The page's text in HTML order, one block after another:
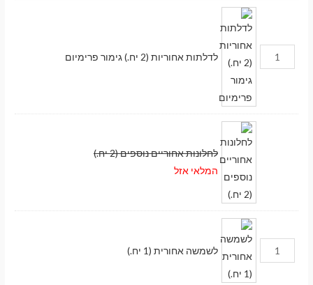
לדלתות אחוריות (2 יח.) גימור פרימיום
לחלונות אחוריים נוספים (2 יח.)
המלאי אזל
לשמשה אחורית (1 יח.)